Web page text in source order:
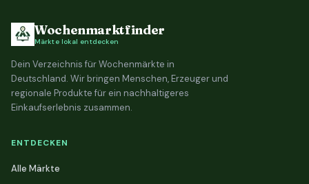
Wochenmarktfinder
Märkte lokal entdecken
Dein Verzeichnis für Wochenmärkte in
Deutschland. Wir bringen Menschen, Erzeuger und
regionale Produkte für ein nachhaltigeres
Einkaufserlebnis zusammen.
ENTDECKEN
Alle Märkte